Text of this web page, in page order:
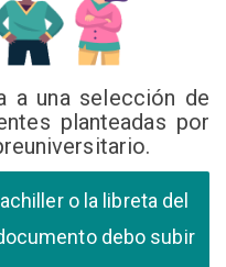
a una selección de
planteadas por
o la libreta del
debo subir